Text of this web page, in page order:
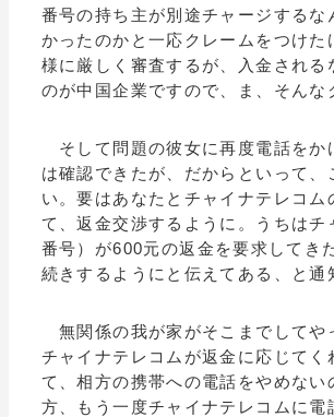
番号の持ち主が別途チャージする
かったのかと一応クレームをつけ
様に厳しく審査するが、入金され
のが中国企業ですので、ま、そんな
そして問題の彼女に再度電話をか
は確認できたが、だからといって
い。要はあなたとチャイナテレコ
て、返金交渉するように。うちは
番号）が600元の返金を要求してき
続きするようにと伝えてある、と通
無関係の我が家がそこまでしてや
チャイナテレコムが返金に応じて
て、相方の携帯への電話をやめな
方、もう一度チャイナテレコムに